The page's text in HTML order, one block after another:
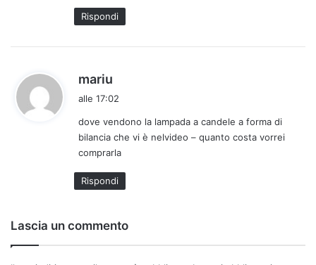
t
o
Rispondi
mariu
a
e
t
t
o
:
alle 17:02
dove vendono la lampada a candele a forma di
bilancia che vi è nelvideo – quanto costa vorrei
comprarla
Rispondi
Lascia un commento